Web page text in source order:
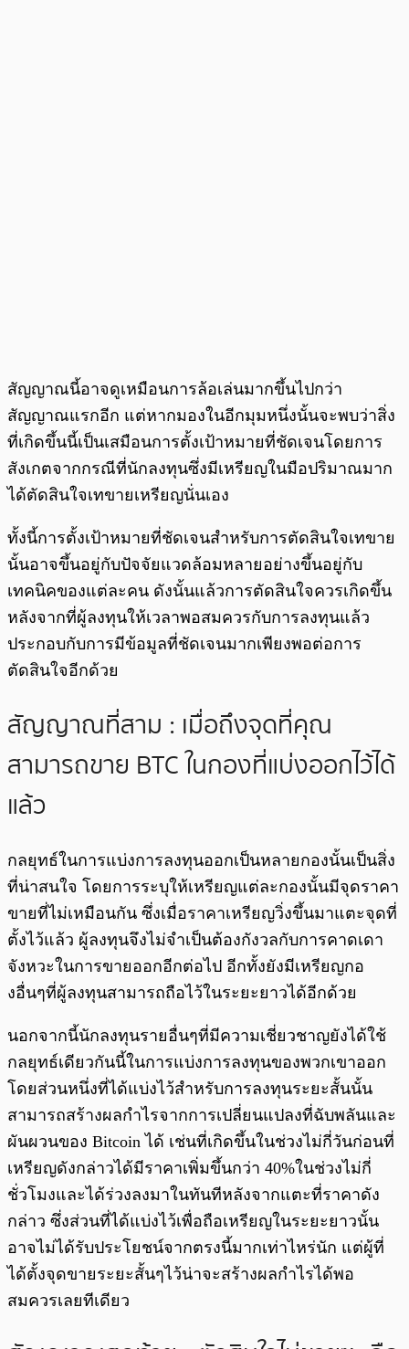
สัญญาณนี้อาจดูเหมือนการล้อเล่นมากขึ้นไปกว่า
สัญญาณแรกอีก แต่หากมองในอีกมุมหนึ่งนั้นจะพบว่าสิ่ง
ที่เกิดขึ้นนี้เป็นเสมือนการตั้งเป้าหมายที่ชัดเจนโดยการ
สังเกตจากกรณีที่นักลงทุนซึ่งมีเหรียญในมือปริมาณมาก
ได้ตัดสินใจเทขายเหรียญนั่นเอง
ทั้งนี้การตั้งเป้าหมายที่ชัดเจนสำหรับการตัดสินใจเทขาย
นั้นอาจขึ้นอยู่กับปัจจัยแวดล้อมหลายอย่างขึ้นอยู่กับ
เทคนิคของแต่ละคน ดังนั้นแล้วการตัดสินใจควรเกิดขึ้น
หลังจากที่ผู้ลงทุนให้เวลาพอสมควรกับการลงทุนแล้ว
ประกอบกับการมีข้อมูลที่ชัดเจนมากเพียงพอต่อการ
ตัดสินใจอีกด้วย
สัญญาณที่สาม : เมื่อถึงจุดที่คุณ
สามารถขาย BTC ในกองที่แบ่งออกไว้ได้
แล้ว
กลยุทธ์ในการแบ่งการลงทุนออกเป็นหลายกองนั้นเป็นสิ่ง
ที่น่าสนใจ โดยการระบุให้เหรียญแต่ละกองนั้นมีจุดราคา
ขายที่ไม่เหมือนกัน ซึ่งเมื่อราคาเหรียญวิ่งขึ้นมาแตะจุดที่
ตั้งไว้แล้ว ผู้ลงทุนจึงไม่จำเป็นต้องกังวลกับการคาดเดา
จังหวะในการขายออกอีกต่อไป อีกทั้งยังมีเหรียญกอ
งอื่นๆที่ผู้ลงทุนสามารถถือไว้ในระยะยาวได้อีกด้วย
นอกจากนี้นักลงทุนรายอื่นๆที่มีความเชี่ยวชาญยังได้ใช้
กลยุทธ์เดียวกันนี้ในการแบ่งการลงทุนของพวกเขาออก
โดยส่วนหนึ่งที่ได้แบ่งไว้สำหรับการลงทุนระยะสั้นนั้น
สามารถสร้างผลกำไรจากการเปลี่ยนแปลงที่ฉับพลันและ
ผันผวนของ Bitcoin ได้ เช่นที่เกิดขึ้นในช่วงไม่กี่วันก่อนที่
เหรียญดังกล่าวได้มีราคาเพิ่มขึ้นกว่า 40%ในช่วงไม่กี่
ชั่วโมงและได้ร่วงลงมาในทันทีหลังจากแตะที่ราคาดัง
กล่าว ซึ่งส่วนที่ได้แบ่งไว้เพื่อถือเหรียญในระยะยาวนั้น
อาจไม่ได้รับประโยชน์จากตรงนี้มากเท่าไหร่นัก แต่ผู้ที่
ได้ตั้งจุดขายระยะสั้นๆไว้น่าจะสร้างผลกำไรได้พอ
สมควรเลยทีเดียว